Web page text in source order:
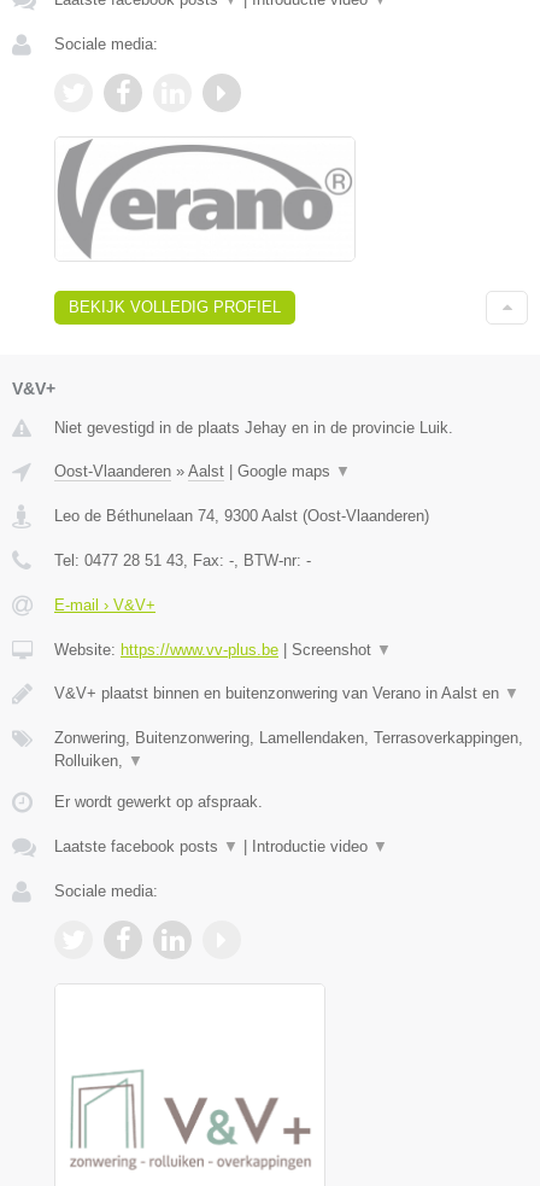
Sociale media:
BEKIJK VOLLEDIG PROFIEL
V&V+
Niet gevestigd in de plaats Jehay en in de provincie Luik.
Oost-Vlaanderen » Aalst Google maps ▼
Leo de Béthunelaan 74, 9300 Aalst (Oost-Vlaanderen)
Tel: 0477 28 51 43, Fax: -, BTW-nr: -
E-mail › V&V+
Website: https://www.vv-plus.be Screenshot ▼
V&V+ plaatst binnen en buitenzonwering van Verano in Aalst en ▼
Zonwering, Buitenzonwering, Lamellendaken, Terrasoverkappingen,
Rolluiken, ▼
Er wordt gewerkt op afspraak.
Laatste facebook posts ▼ Introductie video ▼
Sociale media: